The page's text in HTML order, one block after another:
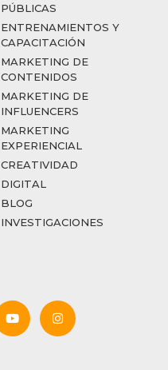
PÚBLICAS
ENTRENAMIENTOS Y
CAPACITACIÓN
MARKETING DE
CONTENIDOS
MARKETING DE
INFLUENCERS
MARKETING
EXPERIENCIAL
CREATIVIDAD
DIGITAL
BLOG
INVESTIGACIONES